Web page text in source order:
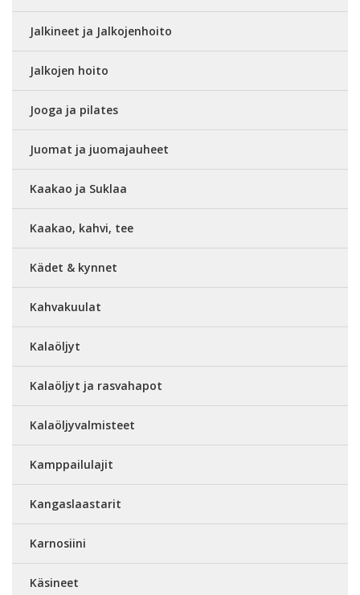
Jalkineet ja Jalkojenhoito
Jalkojen hoito
Jooga ja pilates
Juomat ja juomajauheet
Kaakao ja Suklaa
Kaakao, kahvi, tee
Kädet & kynnet
Kahvakuulat
Kalaöljyt
Kalaöljyt ja rasvahapot
Kalaöljyvalmisteet
Kamppailulajit
Kangaslaastarit
Karnosiini
Käsineet